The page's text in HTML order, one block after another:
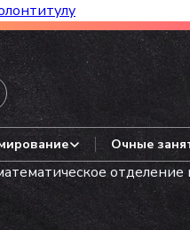
гайды,
Очные
отделение